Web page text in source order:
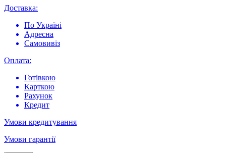
Доставка:
По Україні
Адресна
Самовивіз
Оплата:
Готівкою
Карткою
Рахунок
Кредит
Умови кредитування
Умови гарантії